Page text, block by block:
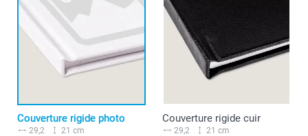
Couverture rigide photo
29,2 21 cm
Couverture rigide cuir
29,2 21 cm